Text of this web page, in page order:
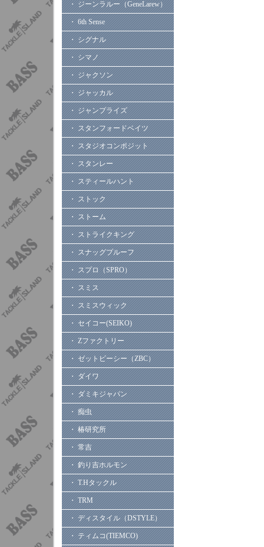
・ ジーンラルー（GeneLarew）
・ 6th Sense
・ シグナル
・ シマノ
・ ジャクソン
・ ジャッカル
・ ジャンプライズ
・ スタンフォードベイツ
・ スタジオコンポジット
・ スタンレー
・ スティールハント
・ ストック
・ ストーム
・ ストライクキング
・ スナッグプルーフ
・ スプロ（SPRO）
・ スミス
・ スミスウィック
・ セイコー(SEIKO)
・ Zファクトリー
・ ゼットビーシー（ZBC）
・ ダイワ
・ ダミキジャパン
・ 痴虫
・ 椿研究所
・ 常吉
・ 釣り吉ホルモン
・ T.Hタックル
・ TRM
・ ディスタイル（DSTYLE）
・ ティムコ(TIEMCO)